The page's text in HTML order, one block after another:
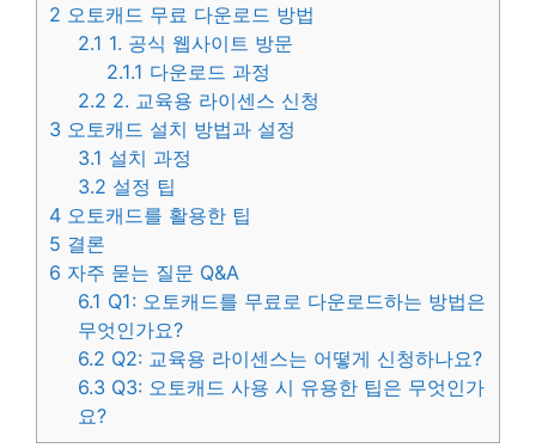
2 오토캐드 무료 다운로드 방법
2.1 1. 공식 웹사이트 방문
2.1.1 다운로드 과정
2.2 2. 교육용 라이센스 신청
3 오토캐드 설치 방법과 설정
3.1 설치 과정
3.2 설정 팁
4 오토캐드를 활용한 팁
5 결론
6 자주 묻는 질문 Q&A
6.1 Q1: 오토캐드를 무료로 다운로드하는 방법은
무엇인가요?
6.2 Q2: 교육용 라이센스는 어떻게 신청하나요?
6.3 Q3: 오토캐드 사용 시 유용한 팁은 무엇인가
요?